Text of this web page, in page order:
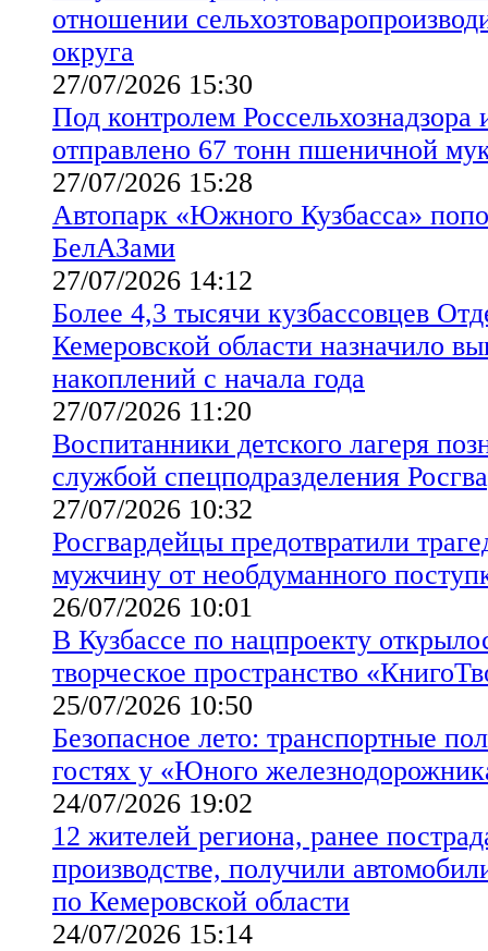
отношении
округа
27/07/2026 15:30
Под контролем Россельхознадзора
отправлено 67 тонн пшеничной
27/07/2026 15:28
Автопарк «Южного Кузбасса»
БелАЗами
27/07/2026 14:12
Более 4,3 тысячи кузбассовцев
Кемеровской области назначило
накоплений с начала года
27/07/2026 11:20
Воспитанники детского лагеря
службой спецподразделения
27/07/2026 10:32
Росгвардейцы предотвратили
мужчину от необдуманного
26/07/2026 10:01
В Кузбассе по нацпроекту
творческое пространство
25/07/2026 10:50
Безопасное лето: транспортные
гостях у «Юного
24/07/2026 19:02
12 жителей региона, ранее
производстве, получили
по Кемеровской области
24/07/2026 15:14